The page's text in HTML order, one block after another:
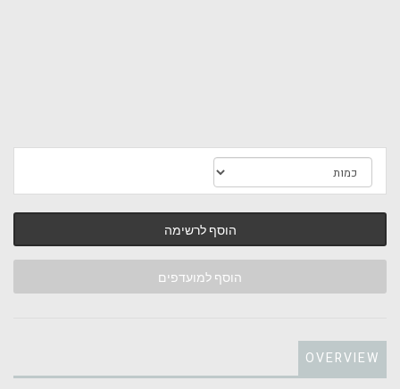
הוסף לרשימה
הוסף למועדפים
OVERVIEW